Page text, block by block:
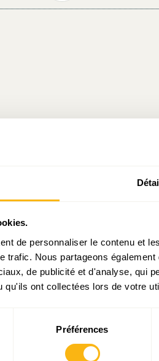
de personnaliser le contenu et
trafic. Nous partageons
de publicité et d'analyse, qui
qu'ils ont collectées lors de votre
Préférences
sont indiqués avec